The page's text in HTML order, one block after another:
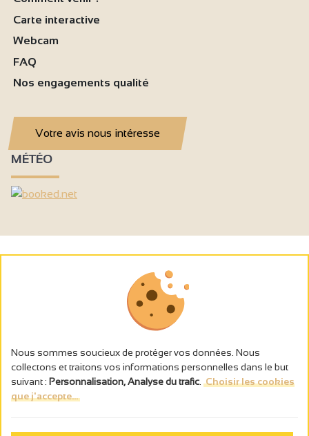
Carte interactive
Webcam
FAQ
Nos engagements qualité
Votre avis nous intéresse
MÉTÉO
L’abus d’alcool est dangereux pour la santé, à consommer avec
Nous sommes soucieux de protéger vos données. Nous
collectons et traitons vos informations personnelles dans le but
suivant : Personnalisation, Analyse du trafic Choisir les cookies
que j'accepte...